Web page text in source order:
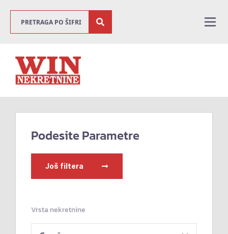
Podesite Parametre
Još filtera
Vrsta nekretnine